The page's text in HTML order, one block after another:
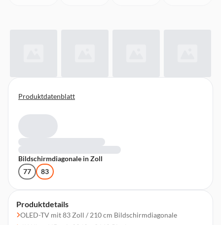
Produktdetails
OLED-TV mit 83 Zoll / 210 cm Bildschirmdiagonale
Produktdatenblatt
Bildschirmdiagonale in Zoll
77
83